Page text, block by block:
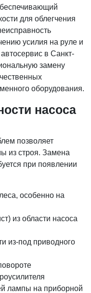
для облегчения
усилия на руле и
в Санкт-
замену
оборудования.
насоса
позволяет
из строя. Замена
при появлении
особенно на
из области насоса
из-под приводного
лампы на приборной